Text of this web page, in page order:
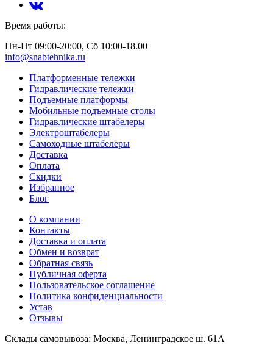
Время работы:
Пн-Пт 09:00-20:00, Сб 10:00-18.00
info@snabtehnika.ru
Платформенные тележки
Гидравлические тележки
Подъемные платформы
Мобильные подъемные столы
Гидравлические штабелеры
Электроштабелеры
Самоходные штабелеры
Доставка
Оплата
Скидки
Избранное
Блог
О компании
Контакты
Доставка и оплата
Обмен и возврат
Обратная связь
Публичная оферта
Пользовательское соглашение
Политика конфиденциальности
Устав
Отзывы
Склады самовывоза: Москва, Ленинградское ш. 61А